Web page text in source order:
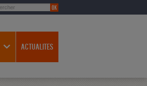
ACTUALITES